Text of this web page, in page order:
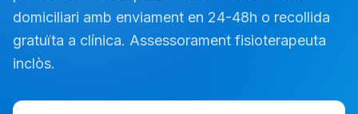
domiciliari amb enviament en 24-48h o recollida
gratuïta a clínica. Assessorament fisioterapeuta
inclòs.